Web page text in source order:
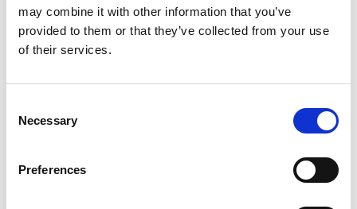
may combine it with other information that you’ve
provided to them or that they’ve collected from your use
of their services.
Selection
Necessary
Preferences
Genau hier finden Sie schöne Picknickplätze um die
vorbeiziehenden Boote zu beobachten und einfach zu
entspannen.
Taufname: Karl XIII
Erbaut: 1813